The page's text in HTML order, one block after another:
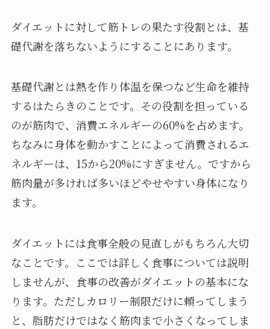
ダイエットに対して筋トレの果たす役割とは、基
礎代謝を落ちないようにすることにあります。
基礎代謝とは熱を作り体温を保つなど生命を維持
するはたらきのことです。その役割を担っている
のが筋肉で、消費エネルギーの60%を占めます。
ちなみに身体を動かすことによって消費されるエ
ネルギーは、15から20%にすぎません。ですから
筋肉量が多ければ多いほどやせやすい身体になり
ます。
ダイエットには食事全般の見直しがもちろん大切
なことです。ここでは詳しく食事については説明
しませんが、食事の改善がダイエットの基本にな
ります。ただしカロリー制限だけに頼ってしまう
と、脂肪だけではなく筋肉まで小さくなってしま